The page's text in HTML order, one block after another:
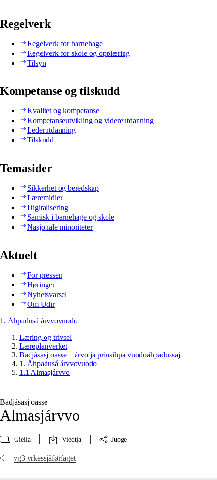
Regelverk
Regelverk for barnehage
Regelverk for skole og opplæring
Tilsyn
Kompetanse og tilskudd
Kvalitet og kompetanse
Kompetanseutvikling og videreutdanning
Lederutdanning
Tilskudd
Temasider
Sikkerhet og beredskap
Læremidler
Digitalisering
Samisk i barnehage og skole
Nasjonale minoriteter
Aktuelt
For pressen
Høringer
Nyhetsvarsel
Om Udir
1. Åhpadusá árvvovuodo
Læring og trivsel
Læreplanverket
Badjásasj oasse – árvo ja prinsihpa vuodoåhpadussaj
1. Åhpadusá árvvovuodo
1.1 Almasjárvvo
Badjásasj oasse
Almasjárvvo
Giella Viedtja Juoge
vg3 yrkessjåførfaget